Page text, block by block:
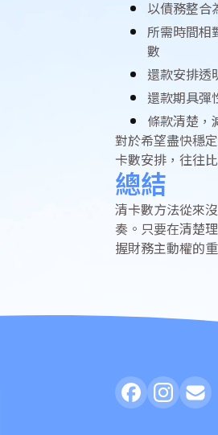
以債務整合
所需時間相
數
還款安排透
還款期具彈
條款清楚，
對於希望盡快穩
卡數安排，往往
總結
清卡數方法從來
奏。只要在清楚
握財務主動權的